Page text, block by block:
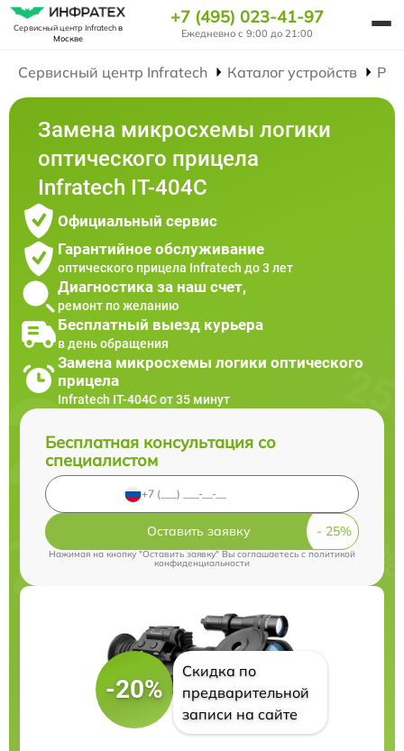
Сервисный центр Infratechв
Москве
+7 (495) 023-41-97
Ежедневно с 9:00 до 21:00
Сервисный центр Infratech Каталог устройств
Замена микросхемы логики
оптического прицела
Infratech IT-404C
Официальный сервис
Гарантийное обслуживание
оптического прицела Infratech до 3 лет
Диагностика за наш счет,
ремонт по желанию
Бесплатный выезд курьера
в день обращения
Замена микросхемы логики оптического
прицела
Infratech IT-404C от 35 минут
Бесплатная консультация со
специалистом
Оставить заявку
Нажимая на кнопку "Оставить заявку" Вы соглашаетесь cполитикой
конфиденциальности
-20%
Скидка по
предварительной
записи на сайте